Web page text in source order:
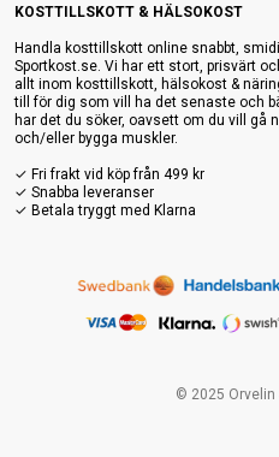
KOSTTILLSKOTT & HÄLSOKOST
Handla kosttillskott online snabbt,
Sportkost.se. Vi har ett stort, prisvärt
allt inom kosttillskott, hälsokost &
till för dig som vill ha det senaste och
har det du söker, oavsett om du vill gå
och/eller bygga muskler.
✓ Fri frakt vid köp från 499 kr
✓ Snabba leveranser
✓ Betala tryggt med Klarna
© 2025 Orvelin